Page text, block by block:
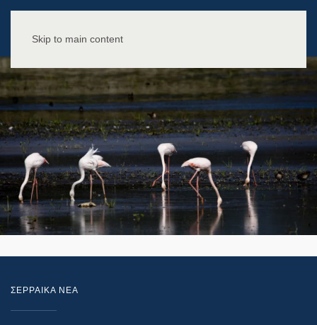
Skip to main content
ΣΕΡΡΑΙΚΑ ΝΕΑ